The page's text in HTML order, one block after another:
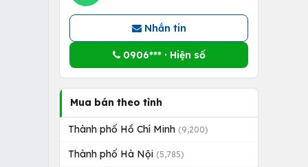
Nhắn tin
0906*** · Hiện số
Mua bán theo tỉnh
Thành phố Hồ Chí Minh (9,200)
Thành phố Hà Nội (5,785)